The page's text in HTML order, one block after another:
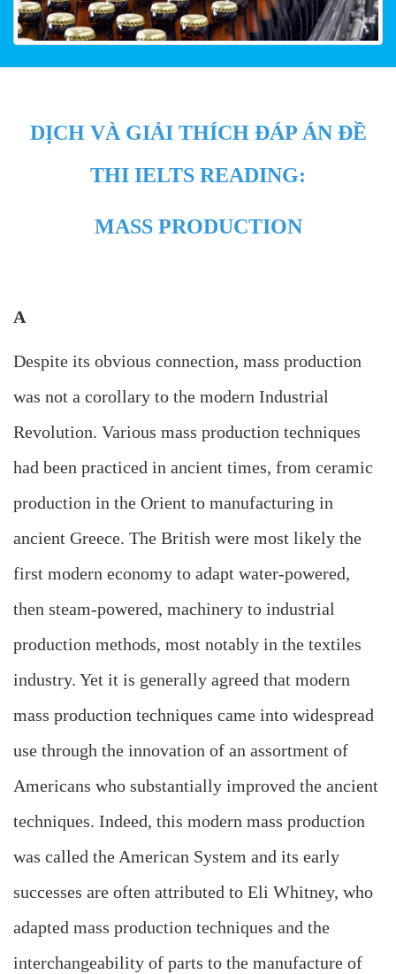
DỊCH VÀ GIẢI THÍCH ĐÁP ÁN ĐỀ
THI IELTS READING:
MASS PRODUCTION
A
Despite its obvious connection, mass production
was not a corollary to the modern Industrial
Revolution. Various mass production techniques
had been practiced in ancient times, from ceramic
production in the Orient to manufacturing in
ancient Greece. The British were most likely the
first modern economy to adapt water-powered,
then steam-powered, machinery to industrial
production methods, most notably in the textiles
industry. Yet it is generally agreed that modern
mass production techniques came into widespread
use through the innovation of an assortment of
Americans who substantially improved the ancient
techniques. Indeed, this modern mass production
was called the American System and its early
successes are often attributed to Eli Whitney, who
adapted mass production techniques and the
interchangeability of parts to the manufacture of